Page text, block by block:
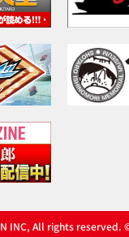
INC, All rights